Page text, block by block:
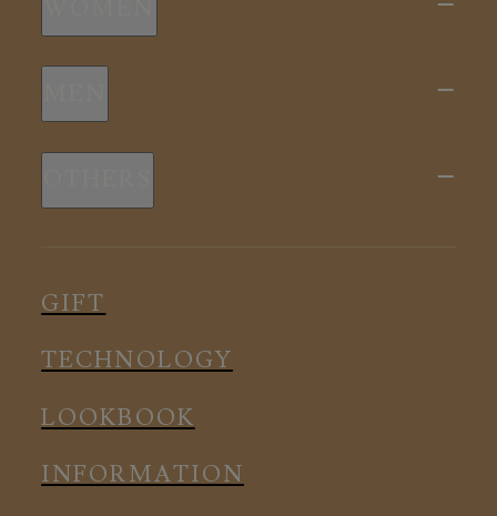
新商品
スリープウェア
ルームウェア
アクセサリー
新商品
ルームウェア
アクセサリー
GIFT
TECHNOLOGY
LOOKBOOK
INFORMATION